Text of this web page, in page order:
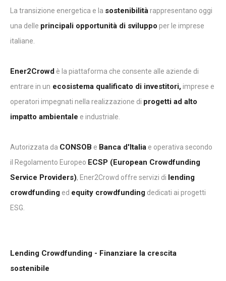
La transizione energetica e la sostenibilitàrappresentano oggi
una delle principali opportunità di sviluppo per le imprese
italiane.
Ener2Crowd è la piattaforma che consente alle aziende di
entrare in un ecosistema qualificato di investitori,imprese e
operatori impegnati nella realizzazione di progetti ad alto
impatto ambientale e industriale.
Autorizzata da CONSOB e Banca d'Italia e operativa secondo
il Regolamento Europeo ECSP (European Crowdfunding
Service Providers), Ener2Crowd offre servizi di lending
crowdfunding ed equity crowdfunding dedicati ai progetti
ESG.
Lending Crowdfunding - Finanziare la crescita
sostenibile